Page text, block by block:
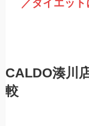
／ダイエッ
CALDO湊川
較